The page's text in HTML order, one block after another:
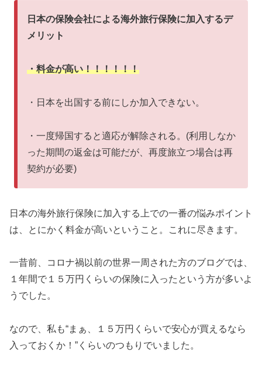
日本の保険会社による海外旅行保険に加入するデ
メリット
・料金が高い！！！！！！
・日本を出国する前にしか加入できない。
・一度帰国すると適応が解除される。(利用しなか
った期間の返金は可能だが、再度旅立つ場合は再
契約が必要)
日本の海外旅行保険に加入する上での一番の悩みポイント
は、とにかく料金が高いということ。これに尽きます。
一昔前、コロナ禍以前の世界一周された方のブログでは、
１年間で１５万円くらいの保険に入ったという方が多いよ
うでした。
なので、私も“まぁ、１５万円くらいで安心が買えるなら
入っておくか！”くらいのつもりでいました。